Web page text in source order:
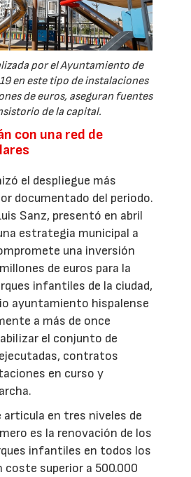
por el Ayuntamiento de
en este tipo de instalaciones
de euros, aseguran fuentes
de la capital.
con una red de
el despliegue más
documentado del periodo.
Sanz, presentó en abril
estrategia municipal a
una inversión
de euros para la
infantiles de la ciudad,
ayuntamiento hispalense
a más de once
el conjunto de
contratos
en curso y
articula en tres niveles de
es la renovación de los
infantiles en todos los
superior a 500.000